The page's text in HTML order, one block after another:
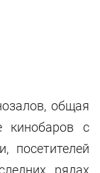
общая
кинобаров с
посетителей
рядах